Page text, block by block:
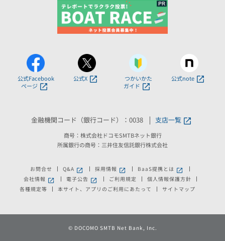
公式Facebook
ページ
公式X
つかいかた
ガイド
公式note
金融機関コード（銀行コード）：0038 支店一覧
商号：株式会社ドコモSMTBネット銀行
所属銀行の商号：三井住友信託銀行株式会社
お問合せ Q&A 新しいウィンドウで開きます。
採用情報 新しいウィンドウで開きます。
BaaS提携とは 新しいウィンドウ
会社情報新しいウィンドウで開きます。
電子公告新しいウィンドウで開きます。
ご利用規定
個人情報保護方針
各種規定等
本サイト、アプリのご利用にあたって サイトマップ
© DOCOMO SMTB Net Bank, Inc.